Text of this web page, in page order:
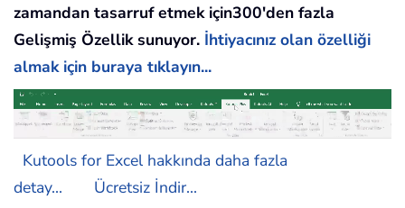
zamandan tasarruf etmek için300'den fazla
Gelişmiş Özellik sunuyor. İhtiyacınız olan özelliği
almak için buraya tıklayın...
Kutools for Excel hakkında daha fazla
detay...
Ücretsiz İndir...